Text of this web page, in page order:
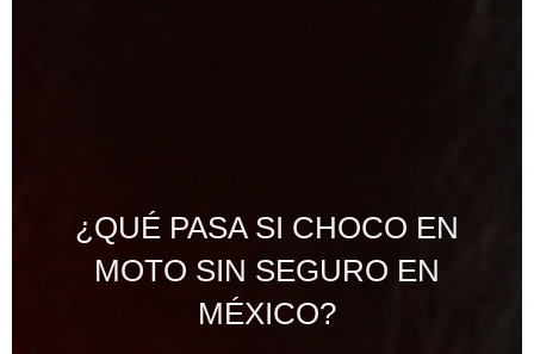
¿QUÉ PASA SI CHOCO EN
MOTO SIN SEGURO EN
MÉXICO?